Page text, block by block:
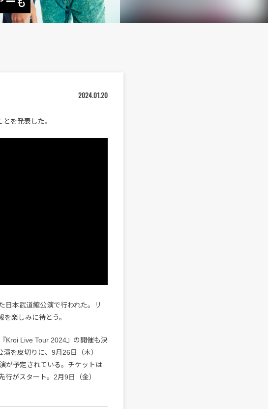
2024.01.20
を発表した。
日本武道館公演で行われた。リ
楽しみに待とう。
Kroi Live Tour 2024』の開催も決
を皮切りに、9月26日（木）
が予定されている。チケットは
がスタート。2月9日（金）